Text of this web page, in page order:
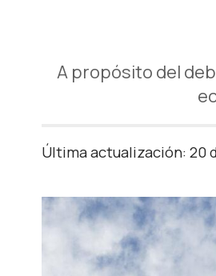
A propósito del
Última actualización: 20